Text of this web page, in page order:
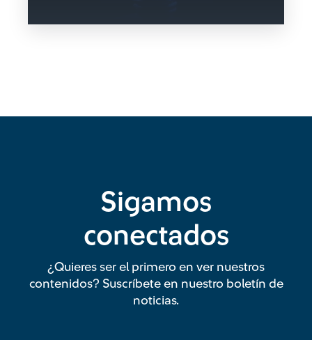
Sigamos
conectados
¿Quieres ser el primero en ver nuestros
contenidos? Suscríbete en nuestro boletín de
noticias.